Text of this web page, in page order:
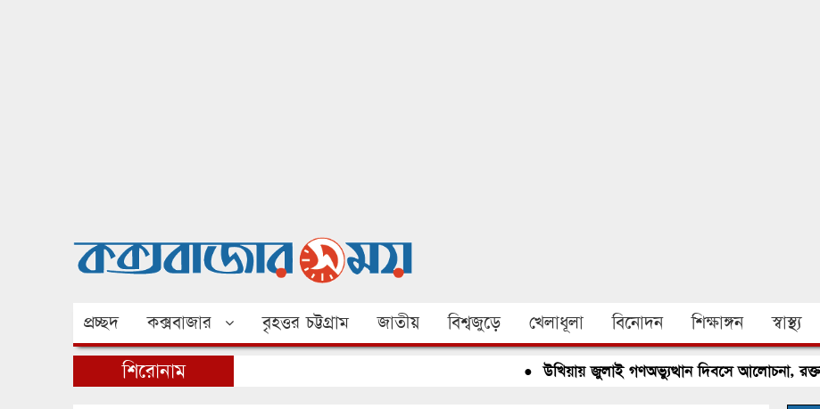
প্রচ্ছদ কক্সবাজার বৃহত্তর চট্টগ্রাম জাতীয় বিশ্বজুড়ে খেলাধূলা বিনোদন শিক্ষাঙ্গন স্বাস্থ্য
শিরোনাম উখিয়ায় জুলাই গণঅভ্যুত্থান দিবসে আলোচনা, রক্তদান